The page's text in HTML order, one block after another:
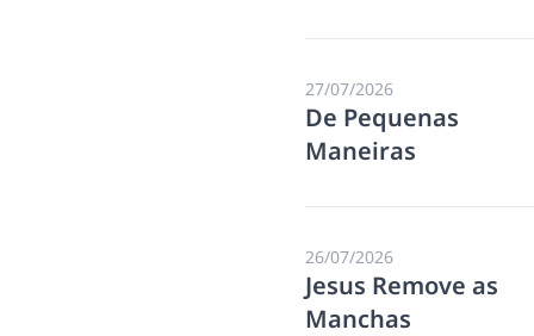
27/07/2026
De Pequenas
Maneiras
26/07/2026
Jesus Remove as
Manchas